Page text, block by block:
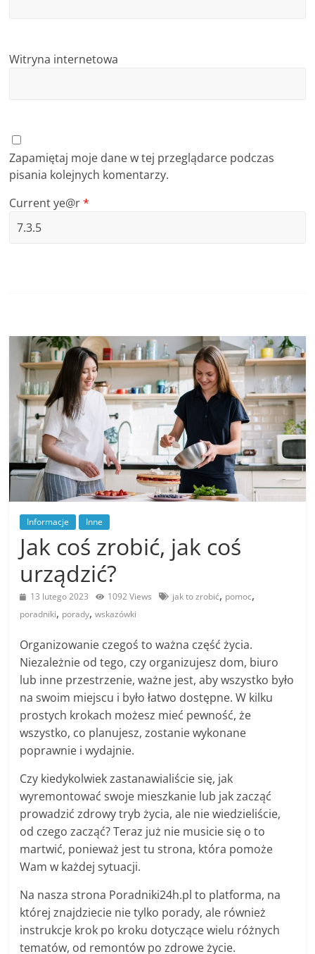
Witryna internetowa
Zapamiętaj moje dane w tej przeglądarce podczas
pisania kolejnych komentarzy.
Current ye@r*
Informacje Inne
Jak coś zrobić, jak coś
urządzić?
13 lutego 2023 1092 Views jak to zrobić, pomoc,
poradniki, porady,wskazówki
Organizowanie czegoś to ważna część życia.
Niezależnie od tego, czy organizujesz dom, biuro
lub inne przestrzenie, ważne jest, aby wszystko było
na swoim miejscu i było łatwo dostępne. W kilku
prostych krokach możesz mieć pewność, że
wszystko, co planujesz, zostanie wykonane
poprawnie i wydajnie.
Czy kiedykolwiek zastanawialiście się, jak
wyremontować swoje mieszkanie lub jak zacząć
prowadzić zdrowy tryb życia, ale nie wiedzieliście,
od czego zacząć? Teraz już nie musicie się o to
martwić, ponieważ jest tu strona, która pomoże
Wam w każdej sytuacji.
Na nasza strona Poradniki24h.pl to platforma, na
której znajdziecie nie tylko porady, ale również
instrukcje krok po kroku dotyczące wielu różnych
tematów, od remontów po zdrowe życie.